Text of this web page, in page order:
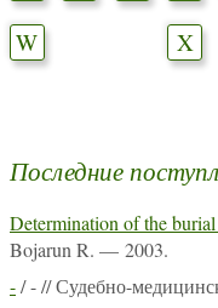
W
X
Последние
Determination of the
Bojarun R. — 2003.
-/ - // Судебно-